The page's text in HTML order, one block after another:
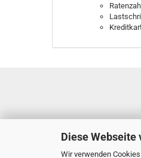
Diese Webseite
Wir verwenden